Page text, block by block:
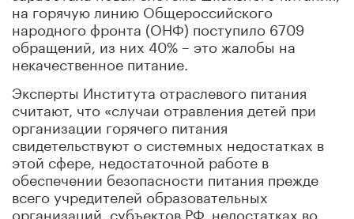
на горячую линию Общероссийского
народного фронта (ОНФ) поступило 6709
обращений, из них 40% – это жалобы на
некачественное питание.
Эксперты Института отраслевого питания
считают, что «случаи отравления детей при
организации горячего питания
свидетельствуют о системных недостатках в
этой сфере, недостаточной работе в
обеспечении безопасности питания прежде
всего учредителей образовательных
организаций, субъектов РФ, недостатках во